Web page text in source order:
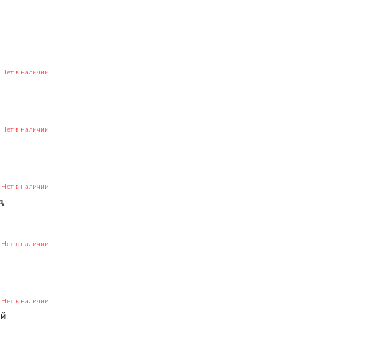
Нет в наличии
Нет в наличии
Нет в наличии
Нет в наличии
Нет в наличии